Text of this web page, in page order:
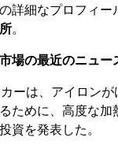
詳細なプロフィー
。
場の最近のニュー
ーは、アイロンが
ために、高度な加
資を発表した。